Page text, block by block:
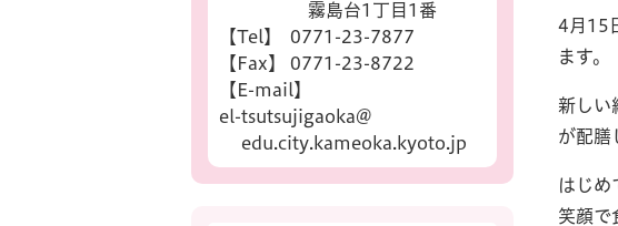
4月15
ます。
新しい
が配膳
はじめ
笑顔で
霧島台1丁目1番
【Tel】 0771-23-7877
【Fax】 0771-23-8722
【E-mail】
el-tsutsujigaoka@
edu.city.kameoka.kyoto.jp